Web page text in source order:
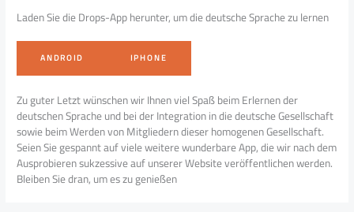
Laden Sie die Drops-App herunter, um die deutsche Sprache zu lernen
ANDROID IPHONE
Zu guter Letzt wünschen wir Ihnen viel Spaß beim Erlernen der
deutschen Sprache und bei der Integration in die deutsche Gesellschaft
sowie beim Werden von Mitgliedern dieser homogenen Gesellschaft.
Seien Sie gespannt auf viele weitere wunderbare App, die wir nach dem
Ausprobieren sukzessive auf unserer Website veröffentlichen werden.
Bleiben Sie dran, um es zu genießen